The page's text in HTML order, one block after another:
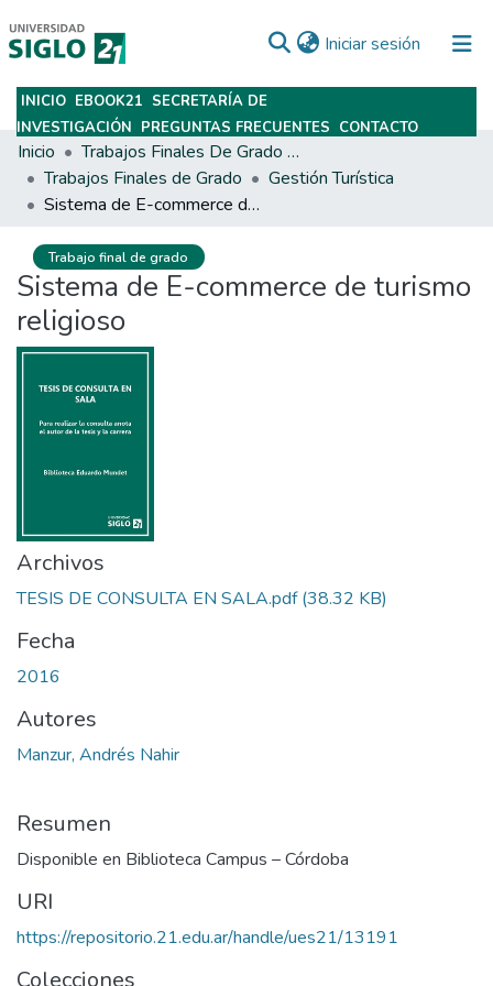
Iniciar sesión (current)
Subir
INICIO EBOOK21 SECRETARÍA DE
INVESTIGACIÓN PREGUNTAS FRECUENTES CONTACTO
Inicio
Trabajos Finales De Grado Y Posgrado
Trabajos Finales de Grado
Gestión Turística
Sistema de E-commerce de turismo religioso
Trabajo final de grado
Sistema de E-commerce de turismo
religioso
Archivos
TESIS DE CONSULTA EN SALA.pdf(38.32 KB)
Fecha
2016
Autores
Manzur, Andrés Nahir
Resumen
Disponible en Biblioteca Campus – Córdoba
URI
https://repositorio.21.edu.ar/handle/ues21/13191